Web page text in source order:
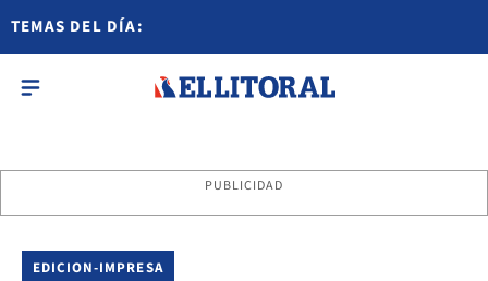
TEMAS DEL DÍA:
PUBLICIDAD
EDICION-IMPRESA